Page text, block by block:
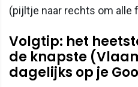
(pijltje naar rechts om alle
Volgtip: het
de knapste
dagelijks op je